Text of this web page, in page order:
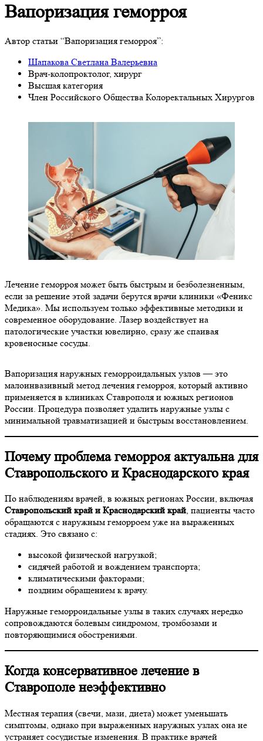
Вапоризация геморроя
Автор статьи “Вапоризация геморроя”:
Шапакова Светлана Валерьевна
Врач-колопроктолог, хирург
Высшая категория
Член Российского Общества Колоректальных Хирургов
Лечение геморроя может быть быстрым и безболезненным,
если за решение этой задачи берутся врачи клиники «Феникс
Медика». Мы используем только эффективные методики и
современное оборудование. Лазер воздействует на
патологические участки ювелирно, сразу же спаивая
кровеносные сосуды.
Вапоризация наружных геморроидальных узлов — это
малоинвазивный метод лечения геморроя, который активно
применяется в клиниках Ставрополя и южных регионов
России. Процедура позволяет удалить наружные узлы с
минимальной травматизацией и быстрым восстановлением.
Почему проблема геморроя актуальна для
Ставропольского и Краснодарского края
По наблюдениям врачей, в южных регионах России, включая
Ставропольский край и Краснодарский край, пациенты часто
обращаются с наружным геморроем уже на выраженных
стадиях. Это связано с:
высокой физической нагрузкой;
сидячей работой и вождением транспорта;
климатическими факторами;
поздним обращением к врачу.
Наружные геморроидальные узлы в таких случаях нередко
сопровождаются болевым синдромом, тромбозами и
повторяющимися обострениями.
Когда консервативное лечение в
Ставрополе неэффективно
Местная терапия (свечи, мази, диета) может уменьшать
симптомы, однако при выраженных наружных узлах она не
устраняет сосудистые изменения. В практике врачей